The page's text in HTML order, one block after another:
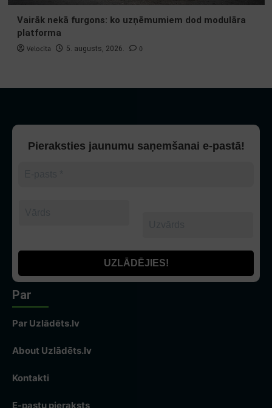
Vairāk nekā furgons: ko uzņēmumiem dod modulāra
platforma
Velocita 5. augusts, 2026. 0
Pieraksties jaunumu saņemšanai e-pastā!
Par
Par Uzlādēts.lv
About Uzlādēts.lv
Kontakti
E-pastu pieraksts